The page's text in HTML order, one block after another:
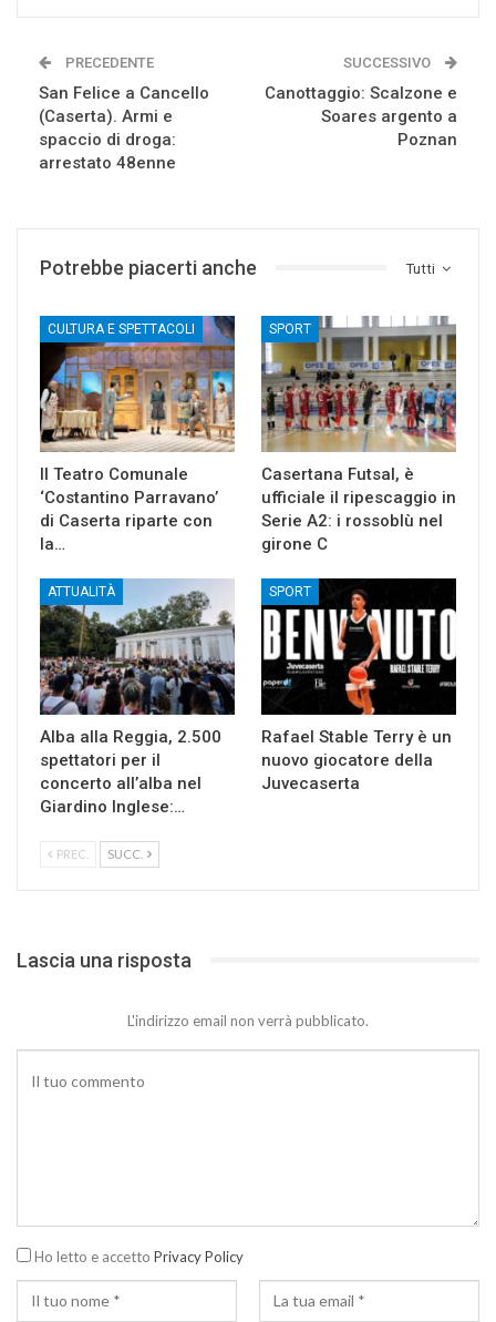
PRECEDENTE
San Felice a Cancello
(Caserta). Armi e
spaccio di droga:
arrestato 48enne
SUCCESSIVO
Canottaggio: Scalzone e
Soares argento a
Poznan
Tutti
Potrebbe piacerti anche
CULTURA E SPETTACOLI
Il Teatro Comunale
‘Costantino Parravano’
di Caserta riparte con
la…
SPORT
Casertana Futsal, è
ufficiale il ripescaggio in
Serie A2: i rossoblù nel
girone C
ATTUALITÀ
Alba alla Reggia, 2.500
spettatori per il
concerto all’alba nel
Giardino Inglese:…
SPORT
Rafael Stable Terry è un
nuovo giocatore della
Juvecaserta
PREC. SUCC.
Lascia una risposta
L'indirizzo email non verrà pubblicato.
Ho letto e accetto Privacy Policy